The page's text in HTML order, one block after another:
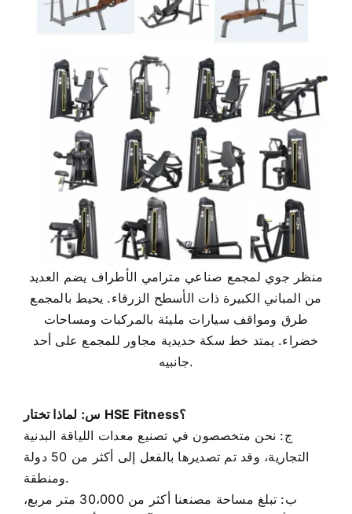
ج: نحن متخصصون في تصنيع معدات اللياقة البدنية
التجارية، وقد تم تصديرها بالفعل إلى أكثر من 50 دولة
ومنطقة.
ب: تبلغ مساحة مصنعنا أكثر من 30،000 متر مربع،
ولدينا أفضل معدات الإنتاج مثل آلة قطع الأنابيب بالليزر،